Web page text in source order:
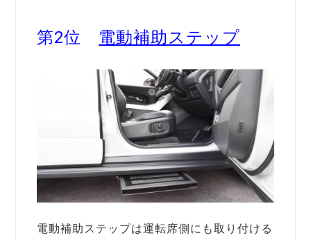
第2位 電動補助ステップ
電動補助ステップは運転席側にも取り付ける